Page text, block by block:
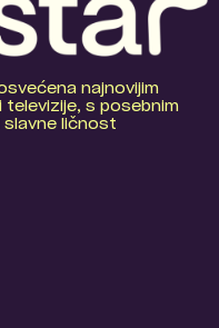
najnovijim
s posebnim
slavne ličnost